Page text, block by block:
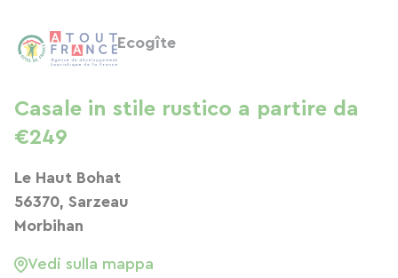
Ecogîte
Casale in stile rustico a partire da
€249
Le Haut Bohat
56370, Sarzeau
Morbihan
Vedi sulla mappa